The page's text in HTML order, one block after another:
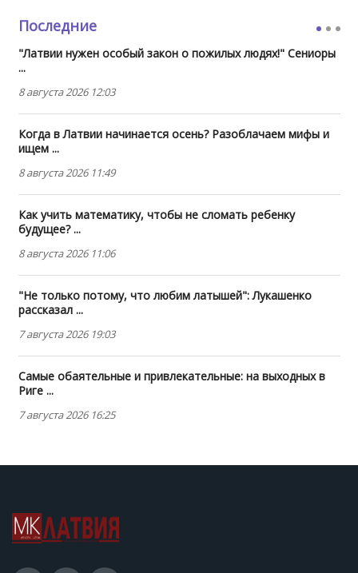
Последние
"Латвии нужен особый закон о пожилых людях!" Сениоры
...
8 августа 2026 12:03
Когда в Латвии начинается осень? Разоблачаем мифы и
ищем ...
8 августа 2026 11:49
Как учить математику, чтобы не сломать ребенку
будущее? ...
8 августа 2026 11:06
"Не только потому, что любим латышей": Лукашенко
рассказал ...
7 августа 2026 19:03
Самые обаятельные и привлекательные: на выходных в
Риге ...
7 августа 2026 16:25